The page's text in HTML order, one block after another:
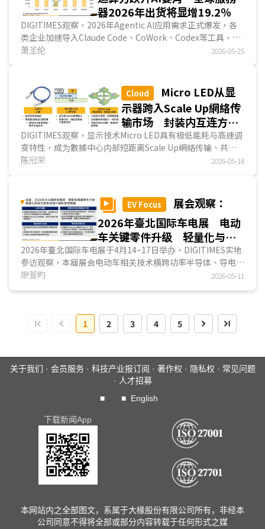
展。...
器2026年出货将显增19.2％
DIGITIMES观察，2026年Agentic AI应用需求正式爆发，各
类企业加速导入Claude Code、CoWork、Codex等工具，驱
动大型云端业者、龙头AI模型公司加速生成式AI相...
萧圣伦 2026-05-25
Cloud
Micro LED从显
示器跨入Scale Up網絡传
输市场 封装内互连方案
为长期技术愿景
DIGITIMES观察，显示技术Micro LED具有极低能耗与高速调
变特性，成为數據中心内部短距离Scale Up網絡传输、共同
封装光学(CPO)的新兴热门解决方案，目前Micro LED短距光
中，有意将Micro LED技术用于裸晶对裸晶、裸晶对存儲器等
封装内光互连解决方案，因此Micro LED在短距光互连市场深
具潜力。...
陈冠荣 2026-05-18
EV Focus
展会观察：
2026年臺北国际车电展 电动
车关键零件升级 轻量化与高
效散热成提升续航里程关键
2026年臺北国际车电展于4月14~17日举办，DIGITIMES实地
参访观察，本届展会电动车相关技术横跨功率半导体、导电材
料与高压连接方案、动力系统及电池热管理系统四大面向，各
廖萱昀 2026-05-11
1 2 3 4 5
关于我们 · 会员服务· 科技产业报订阅 · 著作权 · 隐私权 · 常见问题
· 人才招募
■
■ English
下载新闻App
本网站内之全部图文，系属于大椽股份有限公司所有，非经本
公司同意不得将全部或部分内容转载于任何形式之媒